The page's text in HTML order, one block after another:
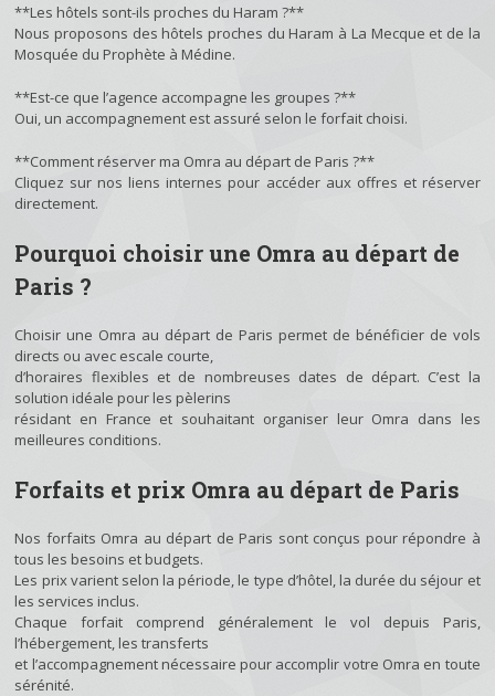
**Les hôtels sont-ils proches du Haram ?**
Nous proposons des hôtels proches du Haram à La Mecque et de la
Mosquée du Prophète à Médine.
**Est-ce que l’agence accompagne les groupes ?**
Oui, un accompagnement est assuré selon le forfait choisi.
**Comment réserver ma Omra au départ de Paris ?**
Cliquez sur nos liens internes pour accéder aux offres et réserver
directement.
Pourquoi choisir une Omra au départ de
Paris ?
Choisir une Omra au départ de Paris permet de bénéficier de vols
directs ou avec escale courte,
d’horaires flexibles et de nombreuses dates de départ. C’est la
solution idéale pour les pèlerins
résidant en France et souhaitant organiser leur Omra dans les
meilleures conditions.
Forfaits et prix Omra au départ de Paris
Nos forfaits Omra au départ de Paris sont conçus pour répondre à
tous les besoins et budgets.
Les prix varient selon la période, le type d’hôtel, la durée du séjour et
les services inclus.
Chaque forfait comprend généralement le vol depuis Paris,
l’hébergement, les transferts
et l’accompagnement nécessaire pour accomplir votre Omra en toute
sérénité.